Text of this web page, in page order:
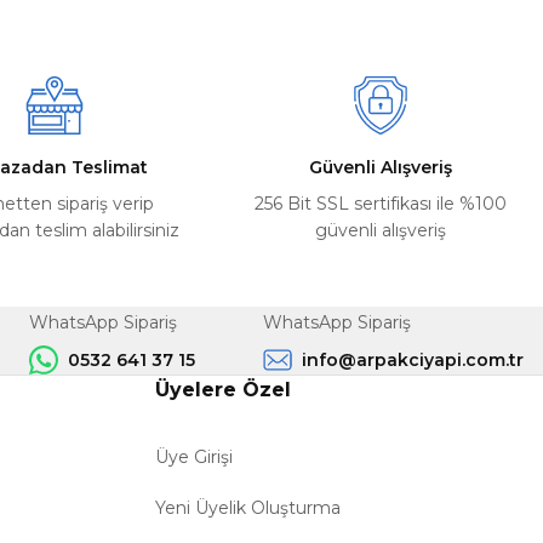
Teslimat
sipariş verip
teslim alabilirsiniz
Güvenli Alışveriş
256 Bit SSL sertifikası ile %100
güvenli alışveriş
WhatsApp Sipariş
0532 641 37 15
WhatsApp Sipariş
info@arpakciyapi.com.tr
Üyelere Özel
Üye Girişi
Yeni Üyelik Oluşturma